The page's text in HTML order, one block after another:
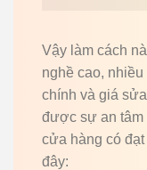
Vậy làm cách
nghề cao,
chính và giá
được sự an tâm
cửa hàng có
đây: